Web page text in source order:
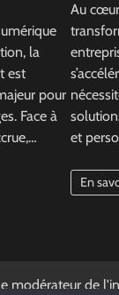
la
est
pour
Face à
Au
et
En
modérateur de